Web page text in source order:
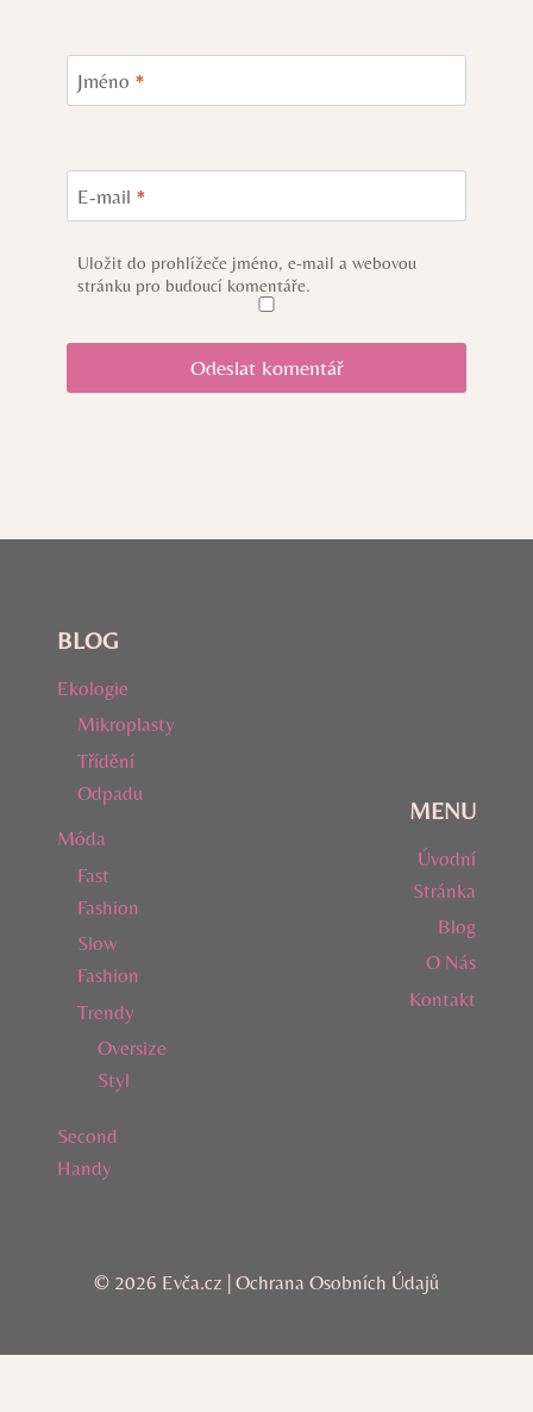
Jméno *
E-mail *
Uložit do prohlížeče jméno, e-mail a webovou
stránku pro budoucí komentáře.
BLOG
Ekologie
Mikroplasty
Třídění
Odpadu
Móda
Fast
Fashion
Slow
Fashion
Trendy
Oversize
Styl
Second
Handy
MENU
Úvodní
Stránka
Blog
O Nás
Kontakt
© 2026 Evča.cz | Ochrana Osobních Údajů